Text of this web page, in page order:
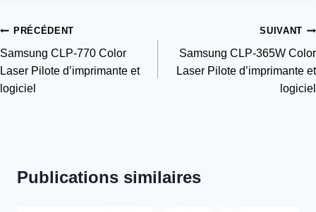
Navigation
de
l’article
PRÉCÉDENT
Samsung CLP-770 Color
Laser Pilote d’imprimante et
logiciel
SUIVANT
Samsung CLP-365W Color
Laser Pilote d’imprimante et
logiciel
Publications similaires